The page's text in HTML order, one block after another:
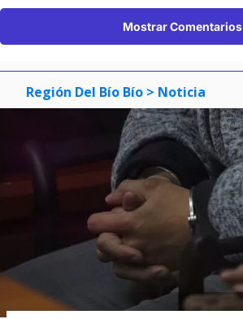
Mostrar Comentarios
Región Del Bío Bío > Noticia